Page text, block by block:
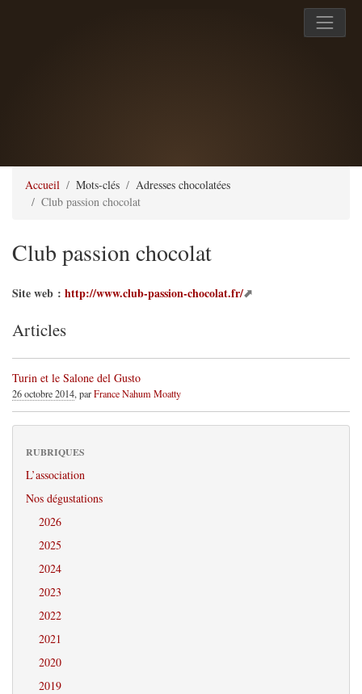
Accueil Mots-clés
Adresses chocolatées
Club passion chocolat
Club passion chocolat
Site web : http://www.club-passion-chocolat.fr/
Articles
Turin et le Salone del Gusto
26 octobre 2014, parFrance Nahum Moatty
RUBRIQUES
L’association
Nos dégustations
2026
2025
2024
2023
2022
2021
2020
2019